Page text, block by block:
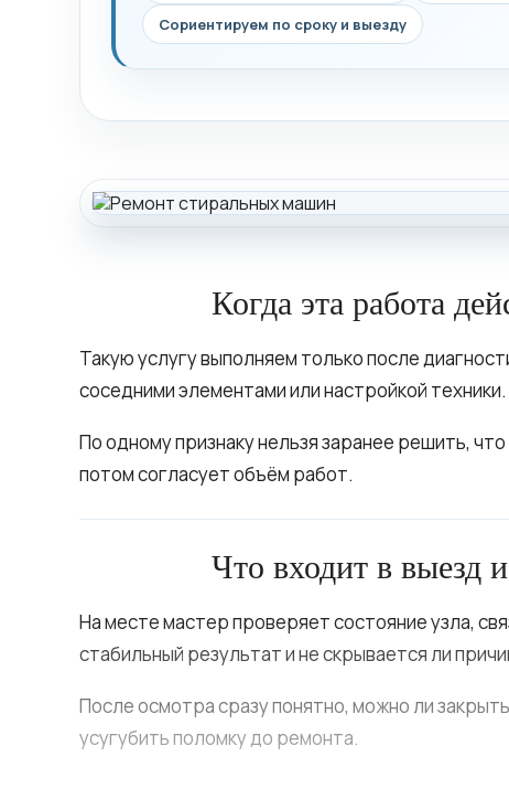
Сориентируем по сроку и выезду
Когда эта работа
Такую услугу выполняем только после
соседними элементами или настройкой техники.
По одному признаку нельзя заранее решить,
потом согласует объём работ.
Что входит в выезд
На месте мастер проверяет состояние узла,
стабильный результат и не скрывается ли
После осмотра сразу понятно, можно ли
усугубить поломку до ремонта.